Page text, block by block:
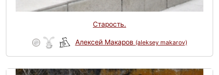
Старость.
Алексей Макаров (aleksey makarov)